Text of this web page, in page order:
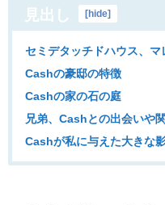
見出し [hide]
セミデタッチドハウス、
Cashの豪邸の特徴
Cashの家の石の庭
兄弟、Cashとの出会いや
Cashが私に与えた大きな